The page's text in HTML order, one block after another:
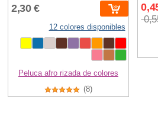
2,30 €
12 colores disponibles
Peluca afro rizada de colores
(8)